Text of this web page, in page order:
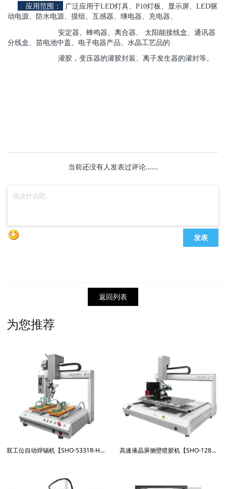
应用范围 ：
广泛应用于LED灯具、P10灯板、显示屏、LED驱
动电源、防水电源、摸组、互感器、继电器、充电器、
安定器、蜂鸣器、离合器、 太阳能接线盒、通讯器
分线盒、苗电池中盖、电子电器产品、水晶工艺品的
灌胶，变压器的灌胶封装、离子发生器的灌封等。
当前还没有人发表过评论......
发表
返回列表
为您推荐
双工位自动焊锡机【SHO-5331R-HX600W】 高速液晶屏侧壁喷胶机【SHO-1281RPJ】